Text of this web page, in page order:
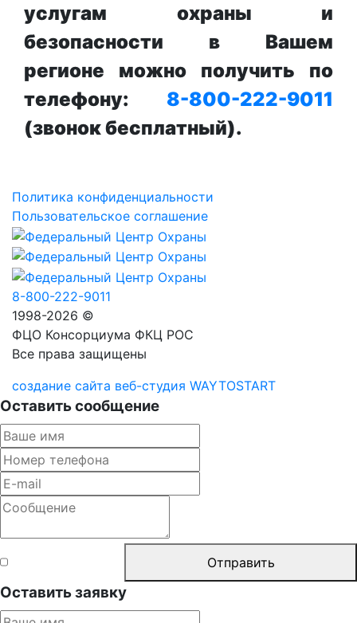
услугам охраны и
безопасности в Вашем
регионе можно получить по
телефону: 8-800-222-9011
(звонок бесплатный).
Политика конфиденциальности
Пользовательское соглашение
8-800-222-9011
1998-2026 ©
ФЦО Консорциума ФКЦ РОС
Все права защищены
создание сайта веб-студия WAYTOSTART
Оставить сообщение
Отправить
Оставить заявку